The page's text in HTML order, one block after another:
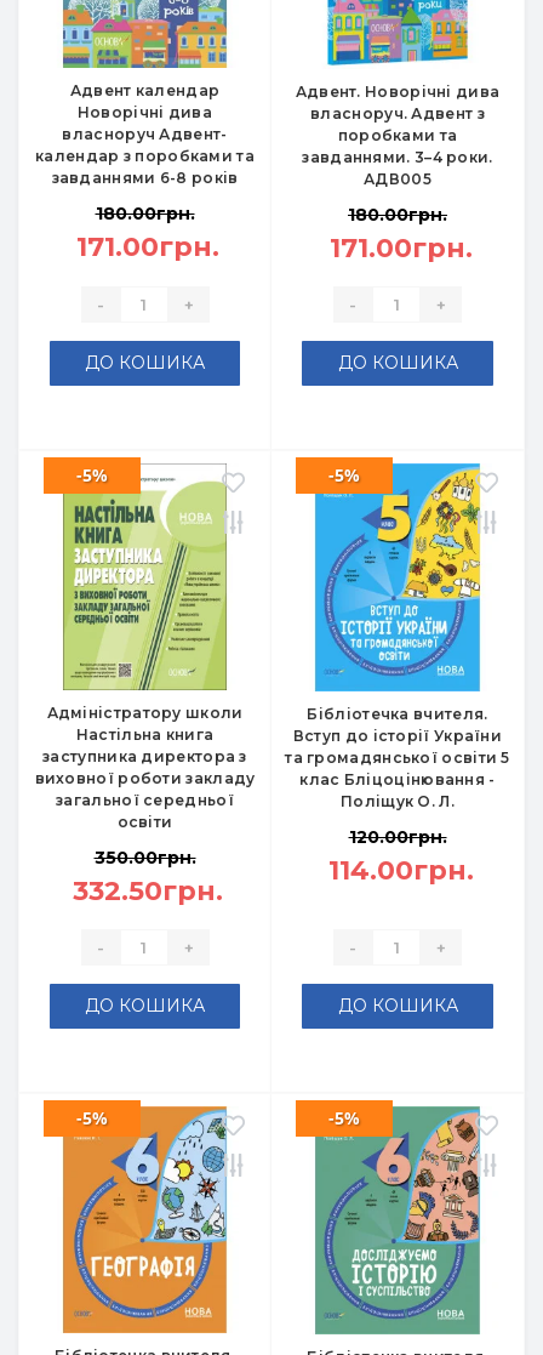
Адвент календар
Новорічні дива
власноруч Адвент-
календар з поробками та
завданнями 6-8 років
180.00грн.
171.00грн.
- +
ДО КОШИКА
Адвент. Новорічні дива
власноруч. Адвент з
поробками та
завданнями. 3–4 роки.
АДВ005
180.00грн.
171.00грн.
- +
ДО КОШИКА
Адміністратору школи
Настільна книга
заступника директора з
виховної роботи закладу
загальної середньої
освіти
-5%
350.00грн.
332.50грн.
- +
ДО КОШИКА
Бібліотечка вчителя.
Вступ до історії України
та громадянської освіти 5
клас Бліцоцінювання -
Поліщук О. Л.
-5%
120.00грн.
114.00грн.
- +
ДО КОШИКА
-5% -5%